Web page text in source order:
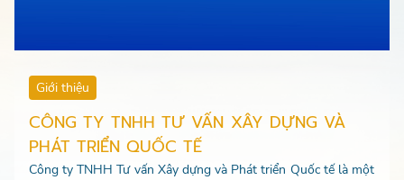
Giới thiệu
CÔNG TY TNHH TƯ VẤN XÂY DỰNG VÀ
PHÁT TRIỂN QUỐC TẾ
Công ty TNHH Tư vấn Xây dựng và Phát triển Quốc tế là một